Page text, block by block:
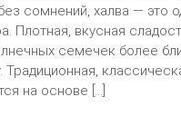
сомнений, халва — это
Плотная, вкусная
семечек более
Традиционная,
на основе […]